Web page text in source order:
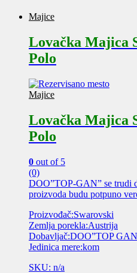
Majice
Lovačka Majica
Polo
Majice
Lovačka Majica
Polo
0 out of 5
(0)
DOO”TOP-GAN” se trudi
proizvoda budu potpuno
Proizvođač:Swarovski
Zemlja porekla:Austrija
Dobavljač:DOO”TOP
Jedinica mere:kom
SKU: n/a